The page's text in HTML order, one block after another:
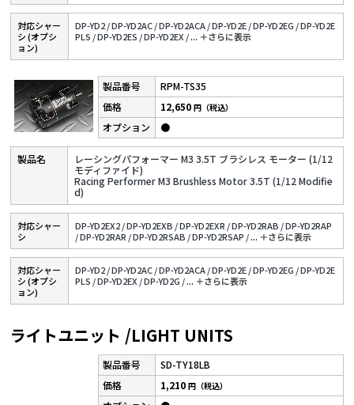
対応シャー
シ (オプシ
ョン)
DP-YD2 /DP-YD2AC /DP-YD2ACA /DP-YD2E /DP-YD2EG /DP-YD2E
PLS /DP-YD2ES /DP-YD2EX /... ＋さらに表⽰
RPM-TS35
レーシングパフォーマー M3 3.5T ブラシレス モーター (1/12
モディファイド)
Racing Performer M3 Brushless Motor 3.5T (1/12 Modifie
d)
12,650円（税込）
●
対応シャー
シ
DP-YD2EX2 /DP-YD2EXB /DP-YD2EXR /DP-YD2RAB /DP-YD2RAP
/DP-YD2RAR /DP-YD2RSAB /DP-YD2RSAP /... ＋さらに表⽰
対応シャー
シ (オプシ
ョン)
DP-YD2 /DP-YD2AC /DP-YD2ACA /DP-YD2E /DP-YD2EG /DP-YD2E
PLS /DP-YD2EX /DP-YD2G /... ＋さらに表⽰
ライトユニット /LIGHT UNITS
SD-TY18LB
1,210円（税込）